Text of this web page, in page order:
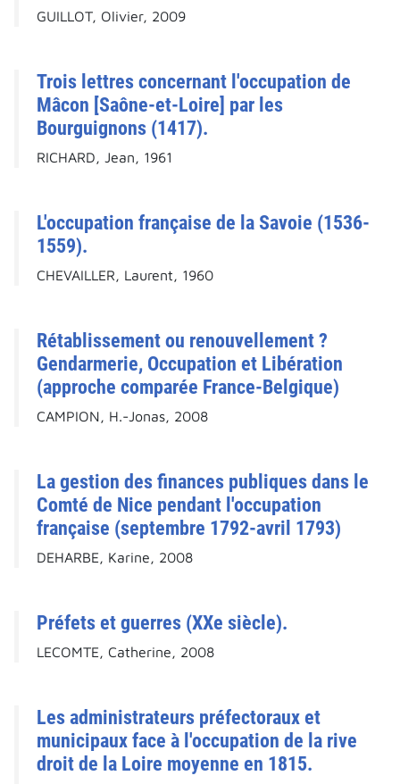
GUILLOT, Olivier, 2009
Trois lettres concernant l'occupation de
Mâcon [Saône-et-Loire] par les
Bourguignons (1417).
RICHARD, Jean, 1961
L'occupation française de la Savoie (1536-
1559).
CHEVAILLER, Laurent, 1960
Rétablissement ou renouvellement ?
Gendarmerie, Occupation et Libération
(approche comparée France-Belgique)
CAMPION, H.-Jonas, 2008
La gestion des finances publiques dans le
Comté de Nice pendant l'occupation
française (septembre 1792-avril 1793)
DEHARBE, Karine, 2008
Préfets et guerres (XXe siècle).
LECOMTE, Catherine, 2008
Les administrateurs préfectoraux et
municipaux face à l'occupation de la rive
droit de la Loire moyenne en 1815.